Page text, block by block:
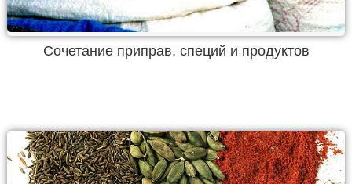
Сочетание приправ, специй и продуктов